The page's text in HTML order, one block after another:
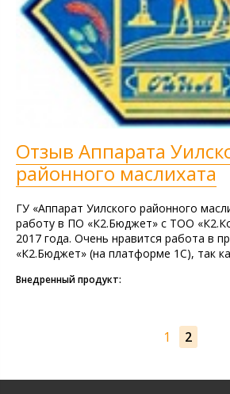
Отзыв Аппарата
районного маслихата
ГУ «Аппарат Уилского районного
работу в ПО «К2.Бюджет» с ТОО
2017 года. Очень нравится работа в
«К2.Бюджет» (на платформе 1С), так
Внедренный продукт:
1 2